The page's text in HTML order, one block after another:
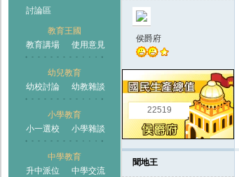
討論區
教育王國
教育講場
使用意見
幼兒教育
幼校討論
幼教雜談
小學教育
小一選校
小學雜談
中學教育
升中派位
中學交流
王國
侯爵府
22519
聞地王